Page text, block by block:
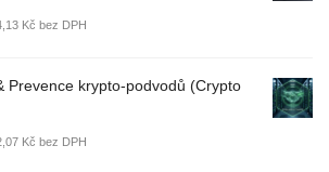
Kč bez DPH
Prevence krypto-podvodů (Crypto
Kč bez DPH